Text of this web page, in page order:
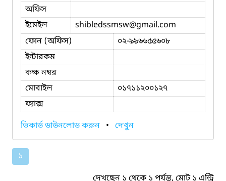
অফিস
ইমেইল
shibledssmsw@gmail.com
ফোন (অফিস)
০২-৯৯৬৬৫৫৬০৮
ইন্টারকম
কক্ষ নম্বর
মোবাইল
০১৭১১২০০১২৭
ফ্যাক্স
ভিকার্ড ডাউনলোড করুন • দেখুন
১
দেখছেন ১ থেকে ১ পর্যন্ত, মোট ১ এন্ট্রি